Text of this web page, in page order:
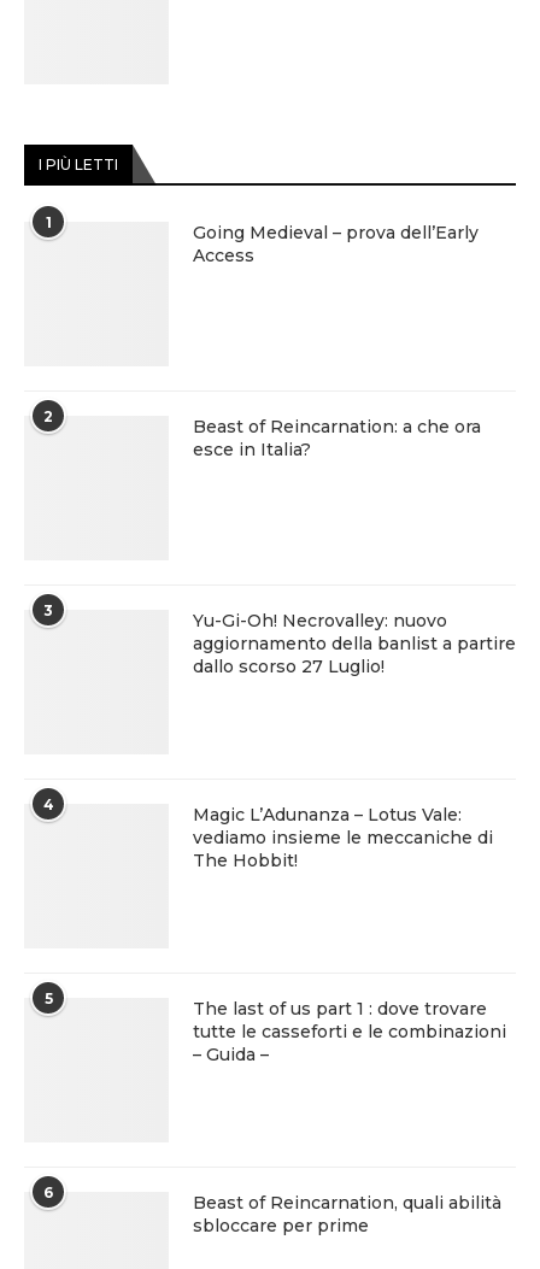
I PIÙ LETTI
1
Going Medieval – prova dell’Early
Access
2
Beast of Reincarnation: a che ora
esce in Italia?
3
Yu-Gi-Oh! Necrovalley: nuovo
aggiornamento della banlist a partire
dallo scorso 27 Luglio!
4
Magic L’Adunanza – Lotus Vale:
vediamo insieme le meccaniche di
The Hobbit!
5
The last of us part 1 : dove trovare
tutte le casseforti e le combinazioni
– Guida –
6
Beast of Reincarnation, quali abilità
sbloccare per prime